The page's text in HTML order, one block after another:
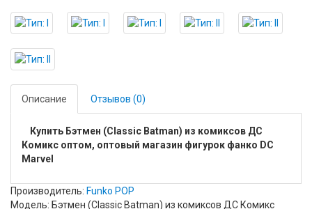
Описание Отзывов (0)
Купить Бэтмен (Classic Batman) из комиксов ДС
Комикс оптом, оптовый магазин фигурок фанко DC
Marvel
Производитель: Funko POP
Модель: Бэтмен (Classic Batman) из комиксов ДС Комикс